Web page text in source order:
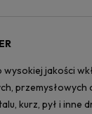
wysokiej jakości
kurz, pył i